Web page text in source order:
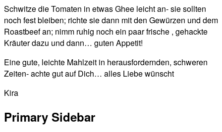
Schwitze die Tomaten in etwas Ghee leicht an- sie sollten
noch fest bleiben; richte sie dann mit den Gewürzen und dem
Roastbeef an; nimm ruhig noch ein paar frische , gehackte
Kräuter dazu und dann… guten Appetit!
Eine gute, leichte Mahlzeit in herausfordernden, schweren
Zeiten- achte gut auf Dich… alles Liebe wünscht
Kira
Primary Sidebar